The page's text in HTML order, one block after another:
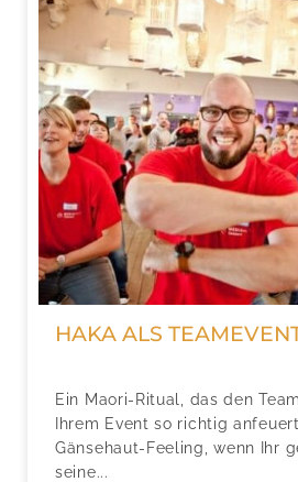
HAKA ALS
Ein Maori-Ritual, das den
Ihrem Event so richtig
Gänsehaut-Feeling, wenn Ihr
seine...